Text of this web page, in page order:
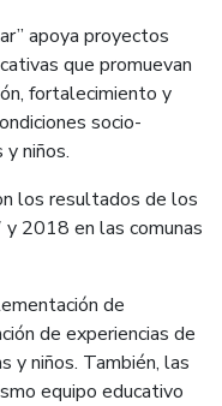
apoya proyectos
que promuevan
fortalecimiento y
socio-
niños.
los resultados de los
2018 en las comunas
de
de experiencias de
y niños. También, las
equipo educativo